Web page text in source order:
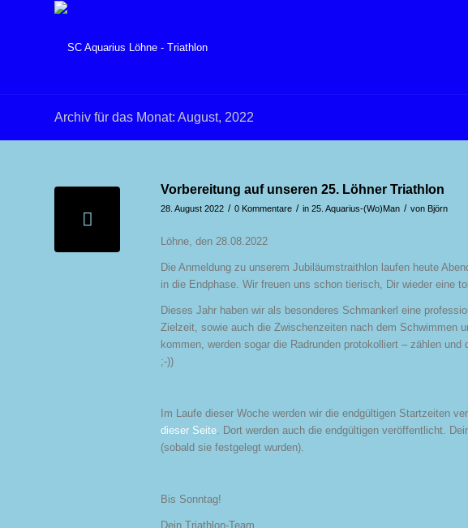
Archiv für das Monat: August, 2022
Vorbereitung auf unseren 25. Löhner Triathlon
28. August 2022 / 0 Kommentare / in 25. Aquarius-(Wo)Man / von Björn
Löhne, den 28.08.2022
Die Anmeldung zu unserem Jubiläumstraithlon laufen heute
in die Endphase. Wir freuen uns schon tierisch, Dir wieder eine
Dieses Jahr haben wir als besonderes Schmankerl eine
Zielzeit, sowie auch die Zwischenzeiten nach dem Schwimmen
kommen, werden sogar die Radrunden protokolliert – zählen
;-))
Im Laufe dieser Woche werden wir die endgültigen Startzeiten
dieser Seite. Dort werden auch die endgültigen veröffentlicht.
(sobald sie festgelegt wurden).
Bis Sonntag!
Dein Triathlon-Team